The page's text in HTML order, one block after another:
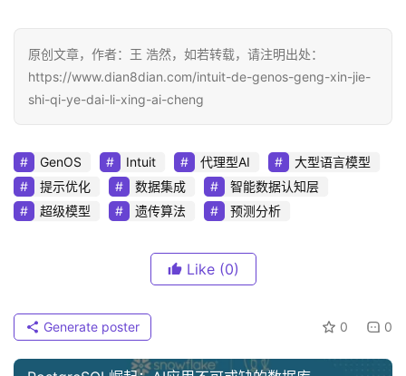
原创文章，作者：王 浩然，如若转载，请注明出处：
https://www.dian8dian.com/intuit-de-genos-geng-xin-jie-
shi-qi-ye-dai-li-xing-ai-cheng
GenOS Intuit 代理型AI
大型语言模型
提示优化
数据集成
智能数据认知层
超级模型
遗传算法 预测分析
Like (0)
0 0
Generate poster